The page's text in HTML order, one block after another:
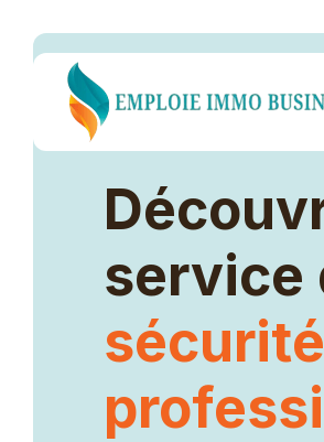
Femme de
Garde malade
Nounou
Cuisinière
service
sécurité